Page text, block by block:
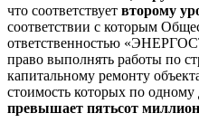
что соответствует второму
соответствии с которым
ответственностью
право выполнять работы по
капитальному ремонту
стоимость которых по одному
превышает пятьсот